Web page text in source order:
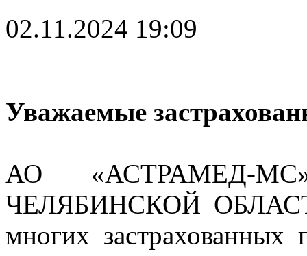
02.11.2024 19:09
Уважаемые
АО «АСТРАМЕД-
ЧЕЛЯБИНСКОЙ
многих